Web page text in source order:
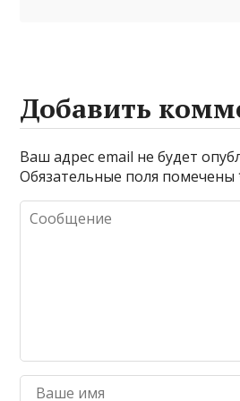
Добавить
Ваш адрес email не будет
Обязательные поля помечены